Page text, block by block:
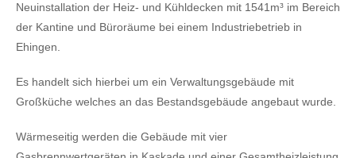
Neuinstallation der Heiz- und Kühldecken mit 1541m³ im Bereich
der Kantine und Büroräume bei einem Industriebetrieb in
Ehingen.
Es handelt sich hierbei um ein Verwaltungsgebäude mit
Großküche welches an das Bestandsgebäude angebaut wurde.
Wärmeseitig werden die Gebäude mit vier